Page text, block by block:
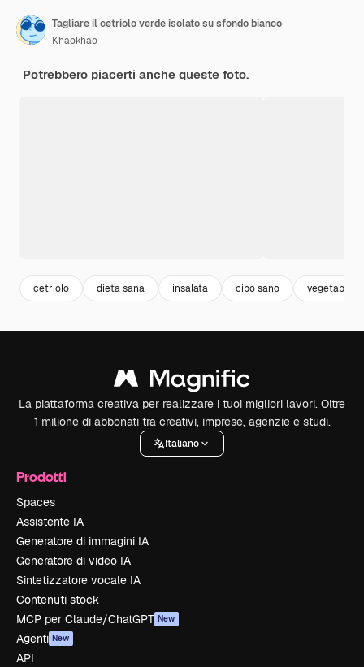
Tagliare il cetriolo verde isolato su sfondo bianco
Khaokhao
Potrebbero piacerti anche queste foto.
cetriolo dieta sana insalata cibo sano vegetable
La piattaforma creativa per realizzare i tuoi migliori lavori. Oltre
1 milione di abbonati tra creativi, imprese, agenzie e studi.
Italiano
Prodotti
Spaces
Assistente IA
Generatore di immagini IA
Generatore di video IA
Sintetizzatore vocale IA
Contenuti stock
MCP per Claude/ChatGPT New
Agenti New
API